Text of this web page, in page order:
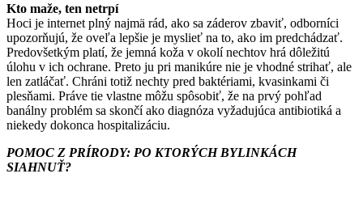
Kto maže, ten netrpí
Hoci je internet plný najmä rád, ako sa záderov zbaviť, odborníci
upozorňujú, že oveľa lepšie je myslieť na to, ako im predchádzať.
Predovšetkým platí, že jemná koža v okolí nechtov hrá dôležitú
úlohu v ich ochrane. Preto ju pri manikúre nie je vhodné strihať, ale
len zatláčať. Chráni totiž nechty pred baktériami, kvasinkami či
plesňami. Práve tie vlastne môžu spôsobiť, že na prvý pohľad
banálny problém sa skončí ako diagnóza vyžadujúca antibiotiká a
niekedy dokonca hospitalizáciu.
POMOC Z PRÍRODY: PO KTORÝCH BYLINKÁCH
SIAHNUŤ?